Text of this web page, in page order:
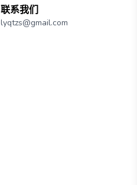
联系我们
lyqtzs@gmail.com